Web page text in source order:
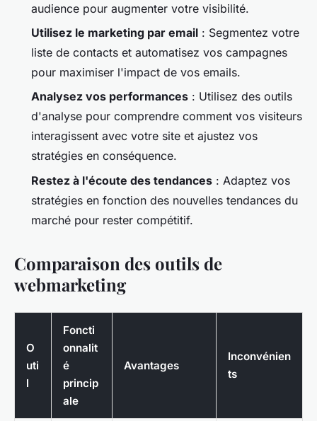
audience pour augmenter votre visibilité.
Utilisez le marketing par email : Segmentez votre
liste de contacts et automatisez vos campagnes
pour maximiser l'impact de vos emails.
Analysez vos performances : Utilisez des outils
d'analyse pour comprendre comment vos visiteurs
interagissent avec votre site et ajustez vos
stratégies en conséquence.
Restez à l'écoute des tendances : Adaptez vos
stratégies en fonction des nouvelles tendances du
marché pour rester compétitif.
Comparaison des outils de
webmarketing
O
uti
l
Foncti
onnalit
é
princip
ale
Avantages
Inconvénien
ts